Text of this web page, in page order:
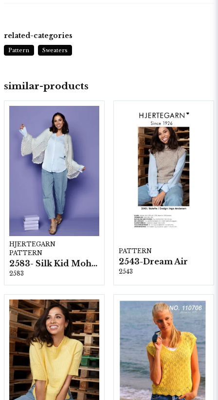
similar-products
HJERTEGARN
PATTERN
2583- Silk Kid Mohair
2583
PATTERN
2543-Dream Air
2543
related-categories
Pattern Sweaters